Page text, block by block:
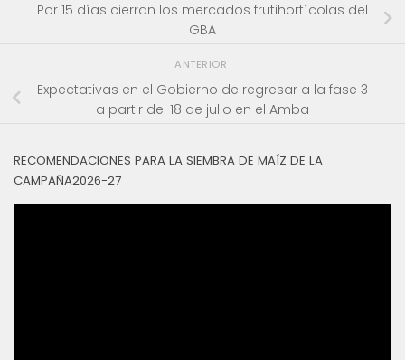
Por 15 días cierran los mercados frutihortícolas del
GBA
ANTERIOR
Expectativas en el Gobierno de regresar a la fase 3
a partir del 18 de julio en el Amba
RECOMENDACIONES PARA LA SIEMBRA DE MAÍZ DE LA
CAMPAÑA2026-27